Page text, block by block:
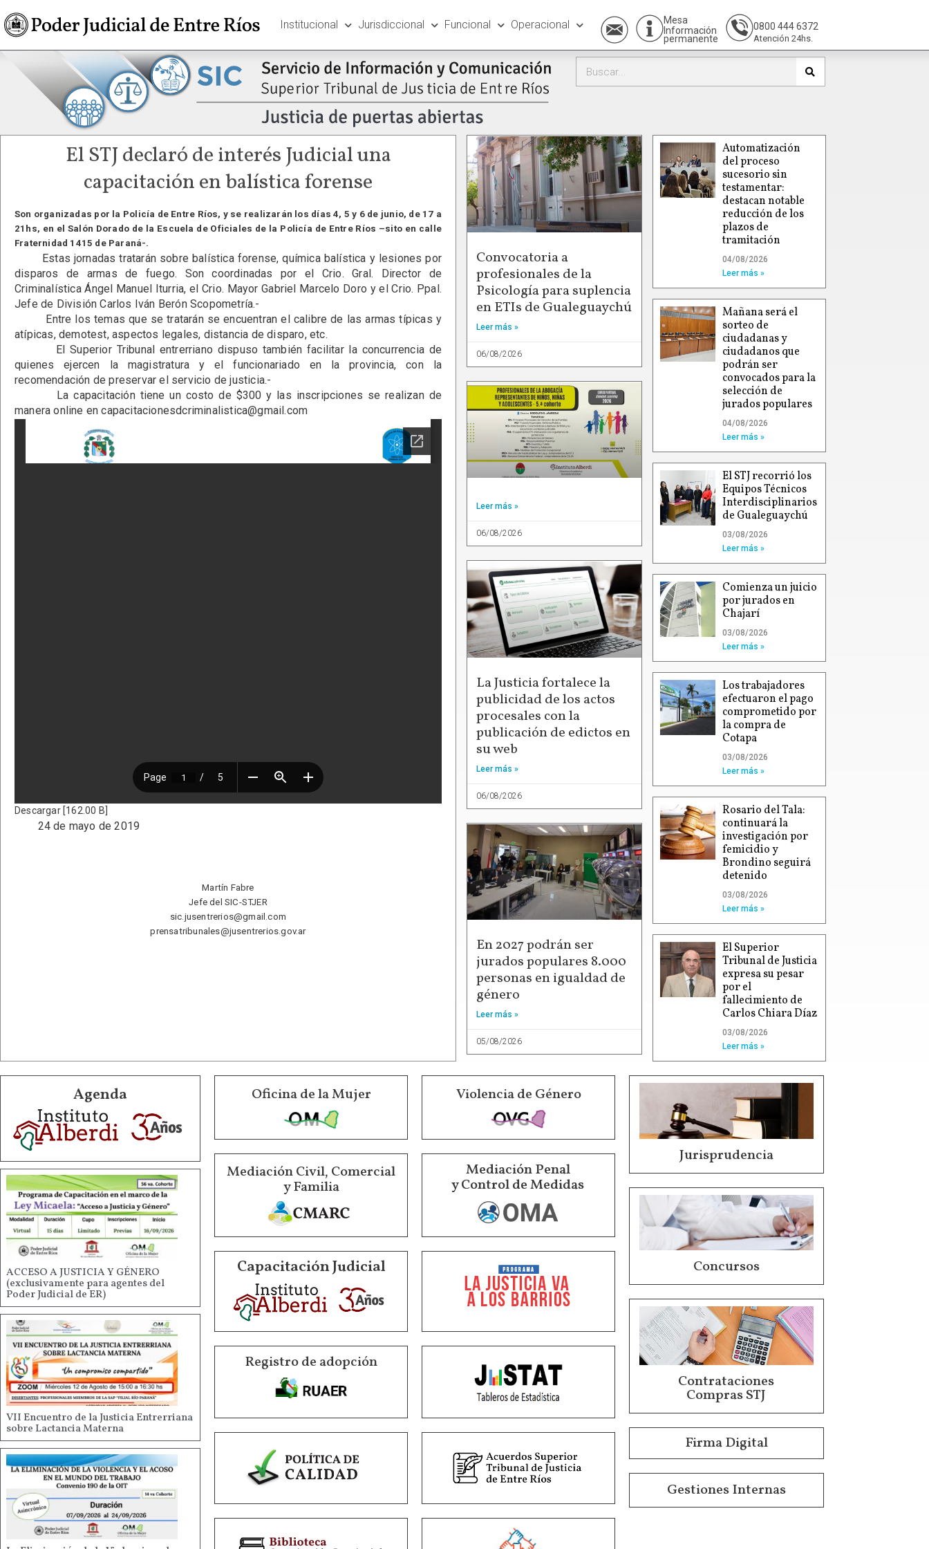
Institucional Jurisdiccional Funcional Operacional
Mesa
Información
permanente
0800 444 6372
Atención 24hs.
El STJ declaró de interés Judicial una
capacitación en balística forense
Son organizadas por la Policía de Entre Ríos, y se realizarán los días 4, 5 y 6 de junio, de 17 a
21hs, en el Salón Dorado de la Escuela de Oficiales de la Policía de Entre Ríos –sito en calle
Fraternidad 1415 de Paraná-.
Estas jornadas tratarán sobre balística forense, química balística y lesiones por
disparos de armas de fuego. Son coordinadas por el Crio. Gral. Director de
Criminalística Ángel Manuel Iturria, el Crio. Mayor Gabriel Marcelo Doro y el Crio. Ppal.
Jefe de División Carlos Iván Berón Scopometría.-
Entre los temas que se tratarán se encuentran el calibre de las armas típicas y
atípicas, demotest, aspectos legales, distancia de disparo, etc.
El Superior Tribunal entrerriano dispuso también facilitar la concurrencia de
quienes ejercen la magistratura y el funcionariado en la provincia, con la
recomendación de preservar el servicio de justicia.-
La capacitación tiene un costo de $300 y las inscripciones se realizan de
manera online encapacitacionesdcriminalistica@gmail.com
Descargar [162.00 B]
24 de mayo de 2019
Martín Fabre
Jefe del SIC-STJER
sic.jusentrerios@gmail.com
prensatribunales@jusentrerios.gov.ar
Convocatoria a
profesionales de la
Psicología para suplencia
en ETIs de Gualeguaychú
Leer más »
06/08/2026
Leer más »
06/08/2026
La Justicia fortalece la
publicidad de los actos
procesales con la
publicación de edictos en
su web
Leer más »
06/08/2026
En 2027 podrán ser
jurados populares 8.000
personas en igualdad de
género
Leer más »
05/08/2026
Automatización
del proceso
sucesorio sin
testamentar:
destacan notable
reducción de los
plazos de
tramitación
04/08/2026
Leer más »
Mañana será el
sorteo de
ciudadanas y
ciudadanos que
podrán ser
convocados para la
selección de
jurados populares
04/08/2026
Leer más »
El STJ recorrió los
Equipos Técnicos
Interdisciplinarios
de Gualeguaychú
03/08/2026
Leer más »
Comienza un juicio
por jurados en
Chajarí
03/08/2026
Leer más »
Los trabajadores
efectuaron el pago
comprometido por
la compra de
Cotapa
03/08/2026
Leer más »
Rosario del Tala:
continuará la
investigación por
femicidio y
Brondino seguirá
detenido
03/08/2026
Leer más »
El Superior
Tribunal de Justicia
expresa su pesar
por el
fallecimiento de
Carlos Chiara Díaz
03/08/2026
Leer más »
Agenda
ACCESO A JUSTICIA Y GÉNERO
(exclusivamente para agentes del
Poder Judicial de ER)
VII Encuentro de la Justicia Entrerriana
sobre Lactancia Materna
Oficina de la Mujer Violencia de Género
Mediación Civil, Comercial
y Familia
Mediación Penal
y Control de Medidas
Capacitación Judicial
Registro de adopción
Jurisprudencia
Concursos
Contrataciones
Compras STJ
Firma Digital
Gestiones Internas